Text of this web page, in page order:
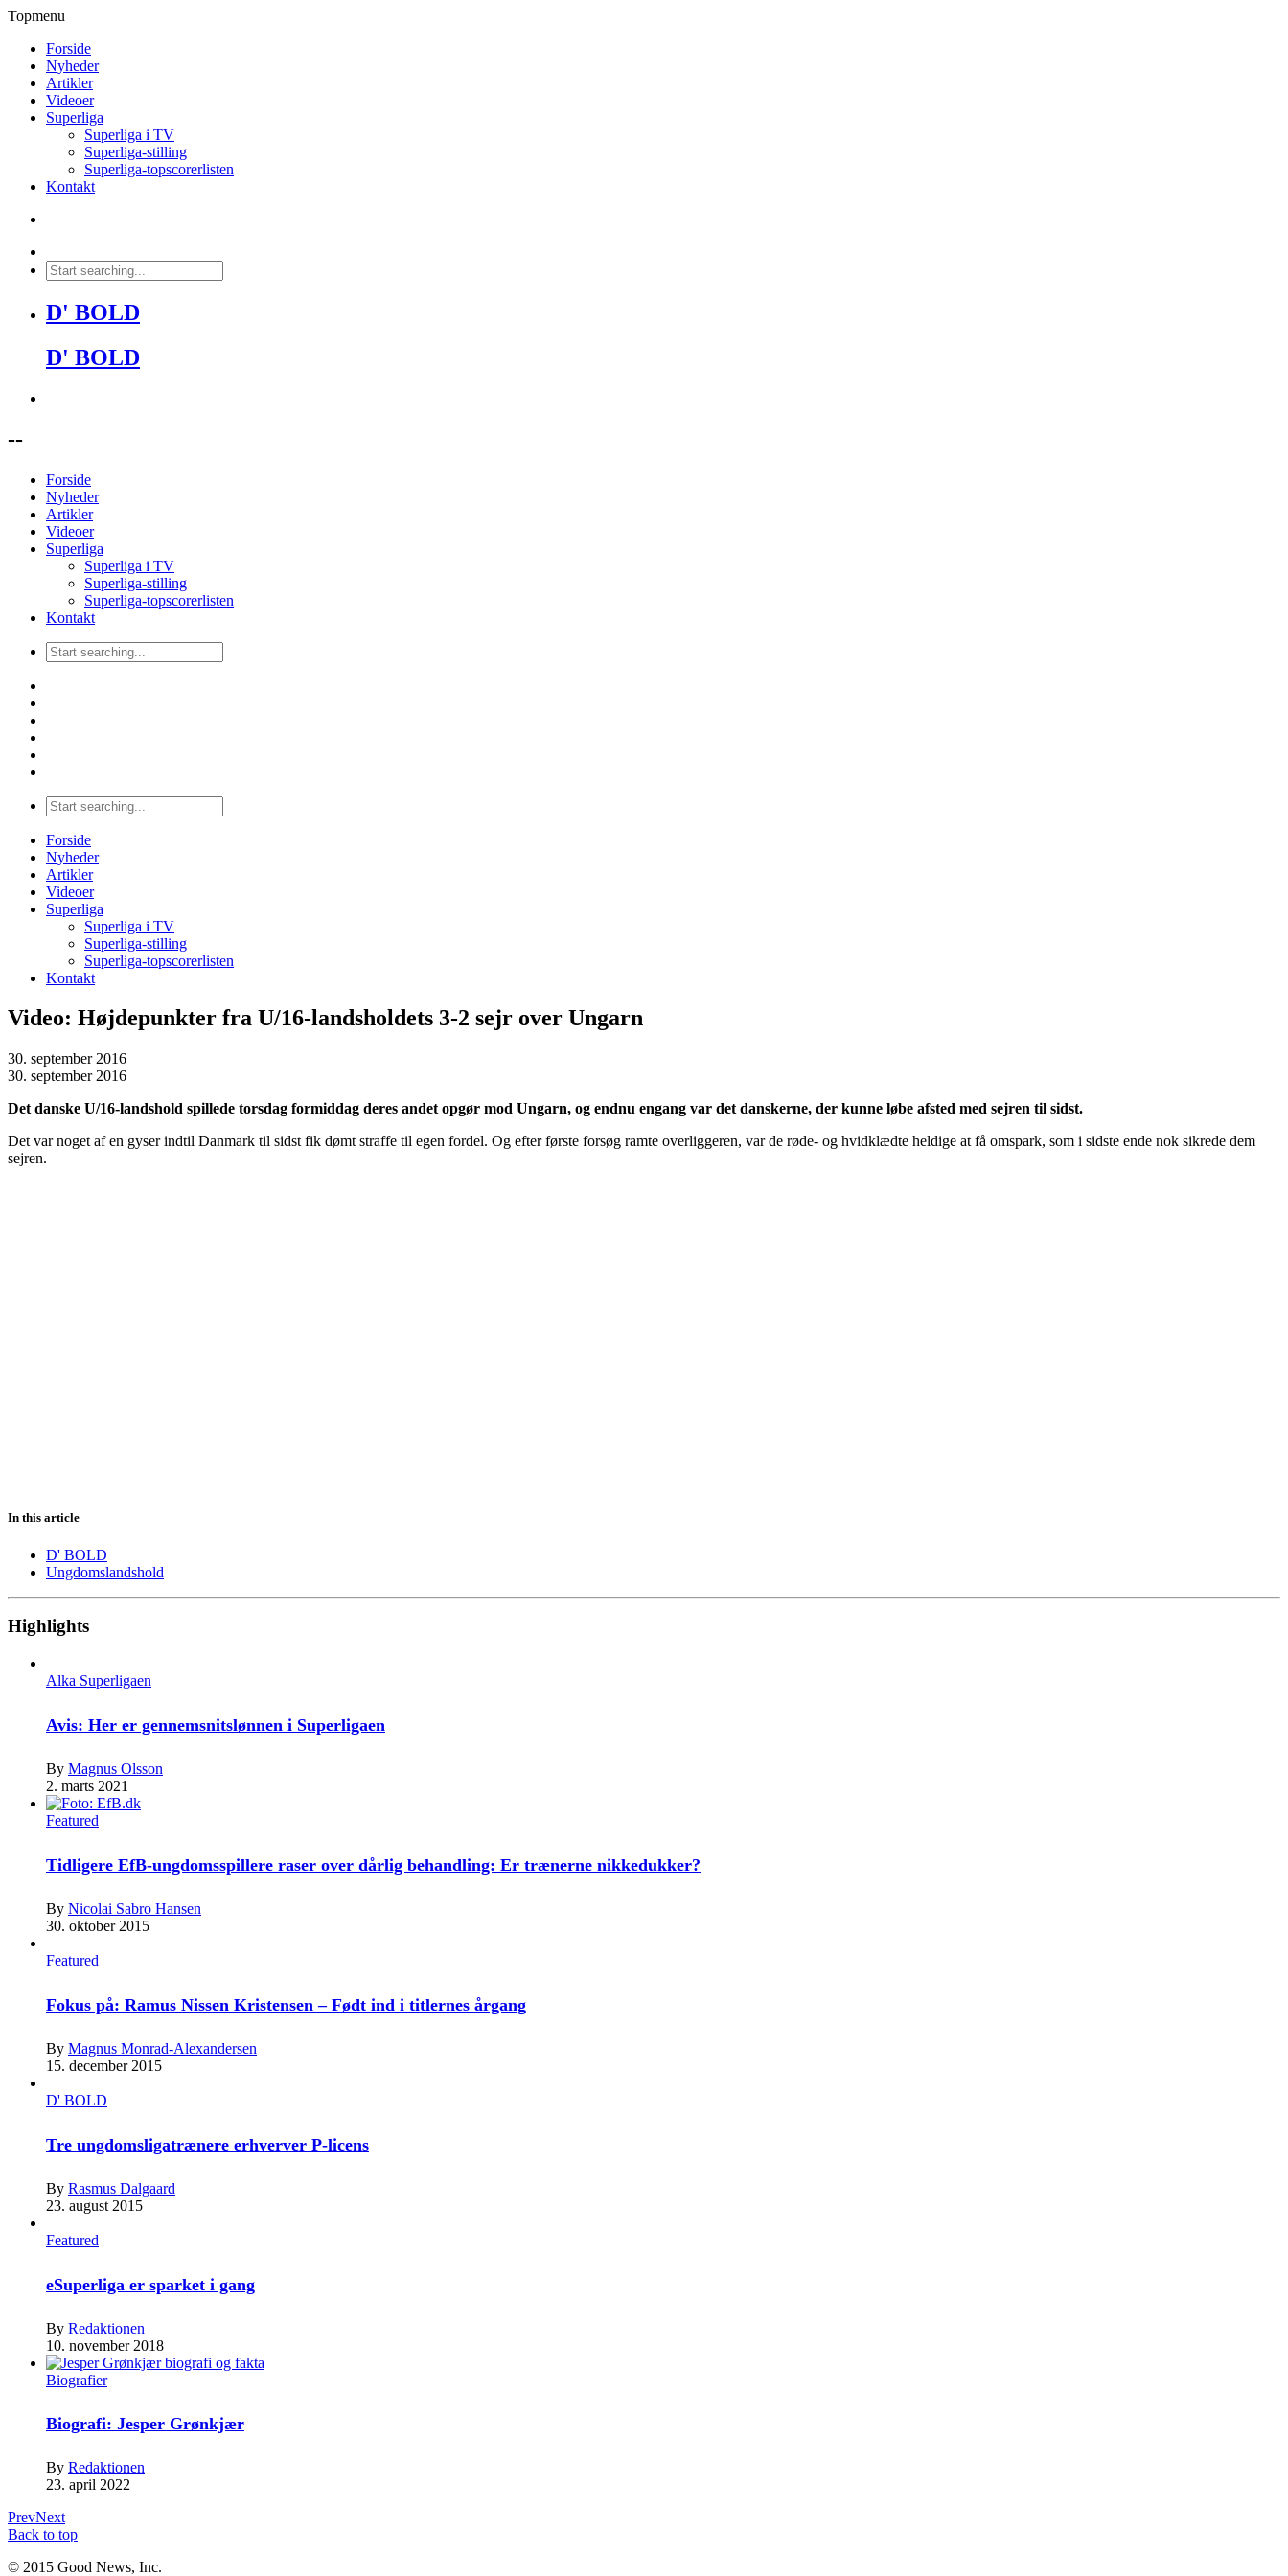
Topmenu
Forside
Nyheder
Artikler
Videoer
Superliga
Superliga i TV
Superliga-stilling
Superliga-topscorerlisten
Kontakt
D' BOLD
D' BOLD
--
Forside
Nyheder
Artikler
Videoer
Superliga
Superliga i TV
Superliga-stilling
Superliga-topscorerlisten
Kontakt
Forside
Nyheder
Artikler
Videoer
Superliga
Superliga i TV
Superliga-stilling
Superliga-topscorerlisten
Kontakt
Video: Højdepunkter fra U/16-landsholdets 3-2 sejr over Ungarn
30. september 2016
30. september 2016
Det danske U/16-landshold spillede torsdag formiddag deres andet opgør mod Ungarn, og endnu engang var det danskerne, der kunne løbe afsted med sejren til sidst.
Det var noget af en gyser indtil Danmark til sidst fik dømt straffe til egen fordel. Og efter første forsøg ramte overliggeren, var de røde- og hvidklædte heldige at få omspark, som i sidste ende nok sikrede dem
sejren.
In this article
D' BOLD
Ungdomslandshold
Highlights
Alka Superligaen
Avis: Her er gennemsnitslønnen i Superligaen
By Magnus Olsson
2. marts 2021
Featured
Tidligere EfB-ungdomsspillere raser over dårlig behandling: Er trænerne nikkedukker?
By Nicolai Sabro Hansen
30. oktober 2015
Featured
Fokus på: Ramus Nissen Kristensen – Født ind i titlernes årgang
By Magnus Monrad-Alexandersen
15. december 2015
D' BOLD
Tre ungdomsligatrænere erhverver P-licens
By Rasmus Dalgaard
23. august 2015
Featured
eSuperliga er sparket i gang
By Redaktionen
10. november 2018
Biografier
Biografi: Jesper Grønkjær
By Redaktionen
23. april 2022
PrevNext
Back to top
© 2015 Good News, Inc.